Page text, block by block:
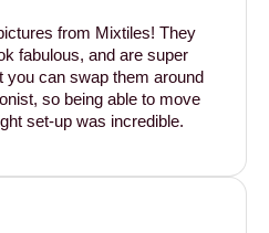
from Mixtiles! They
fabulous, and are super
you can swap them around
so being able to move
set-up was incredible.